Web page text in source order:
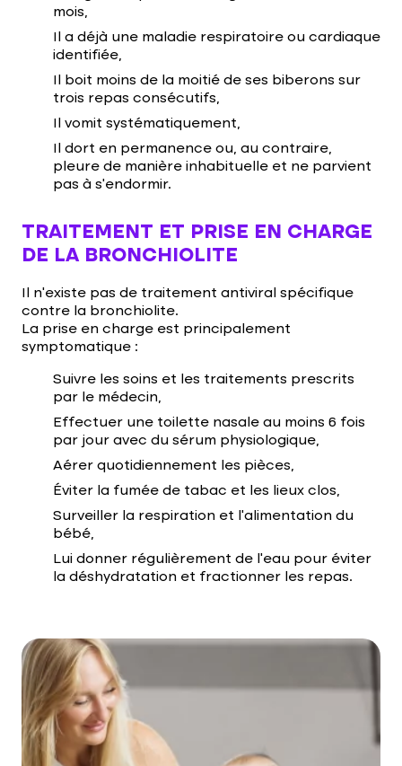
mois,
Il a déjà une maladie respiratoire ou cardiaque
identifiée,
Il boit moins de la moitié de ses biberons sur
trois repas consécutifs,
Il vomit systématiquement,
Il dort en permanence ou, au contraire,
pleure de manière inhabituelle et ne parvient
pas à s’endormir.
TRAITEMENT ET PRISE EN CHARGE
DE LA BRONCHIOLITE
Il n’existe pas de traitement antiviral spécifique
contre la bronchiolite.
La prise en charge est principalement
symptomatique :
Suivre les soins et les traitements prescrits
par le médecin,
Effectuer une toilette nasale au moins 6 fois
par jour avec du sérum physiologique,
Aérer quotidiennement les pièces,
Éviter la fumée de tabac et les lieux clos,
Surveiller la respiration et l’alimentation du
bébé,
Lui donner régulièrement de l’eau pour éviter
la déshydratation et fractionner les repas.